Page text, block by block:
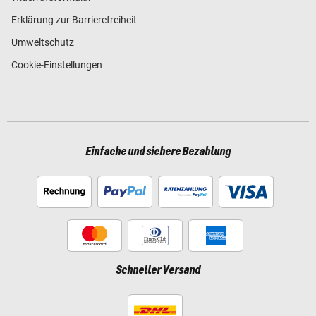
Erklärung zur Barrierefreiheit
Umweltschutz
Cookie-Einstellungen
Einfache und sichere Bezahlung
Schneller Versand